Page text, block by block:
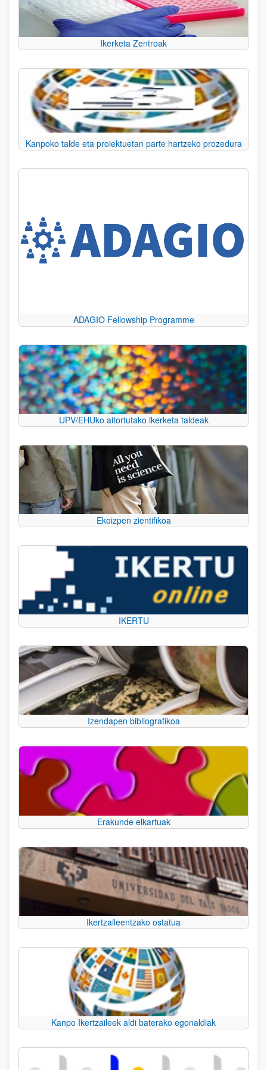
Ikerketa Zentroak
Kanpoko talde eta proiektuetan parte hartzeko prozedura
ADAGIO Fellowship Programme
UPV/EHUko aitortutako ikerketa taldeak
Ekoizpen zientifikoa
IKERTU
Izendapen bibliografikoa
Erakunde elkartuak
Ikertzaileentzako ostatua
Kanpo Ikertzaileek aldi baterako egonaldiak